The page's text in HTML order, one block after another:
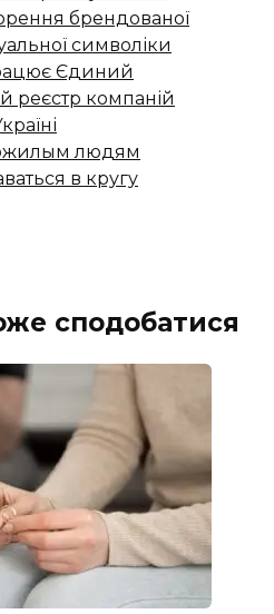
брендованої
символіки
Єдиний
реєстр компаній
людям
в кругу
сподобатися